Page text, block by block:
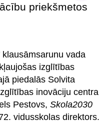
priekšmetos
vada
izglītības
piedalās Solvita
inovāciju centra
Pestovs, Skola2030
vidusskolas direktors.